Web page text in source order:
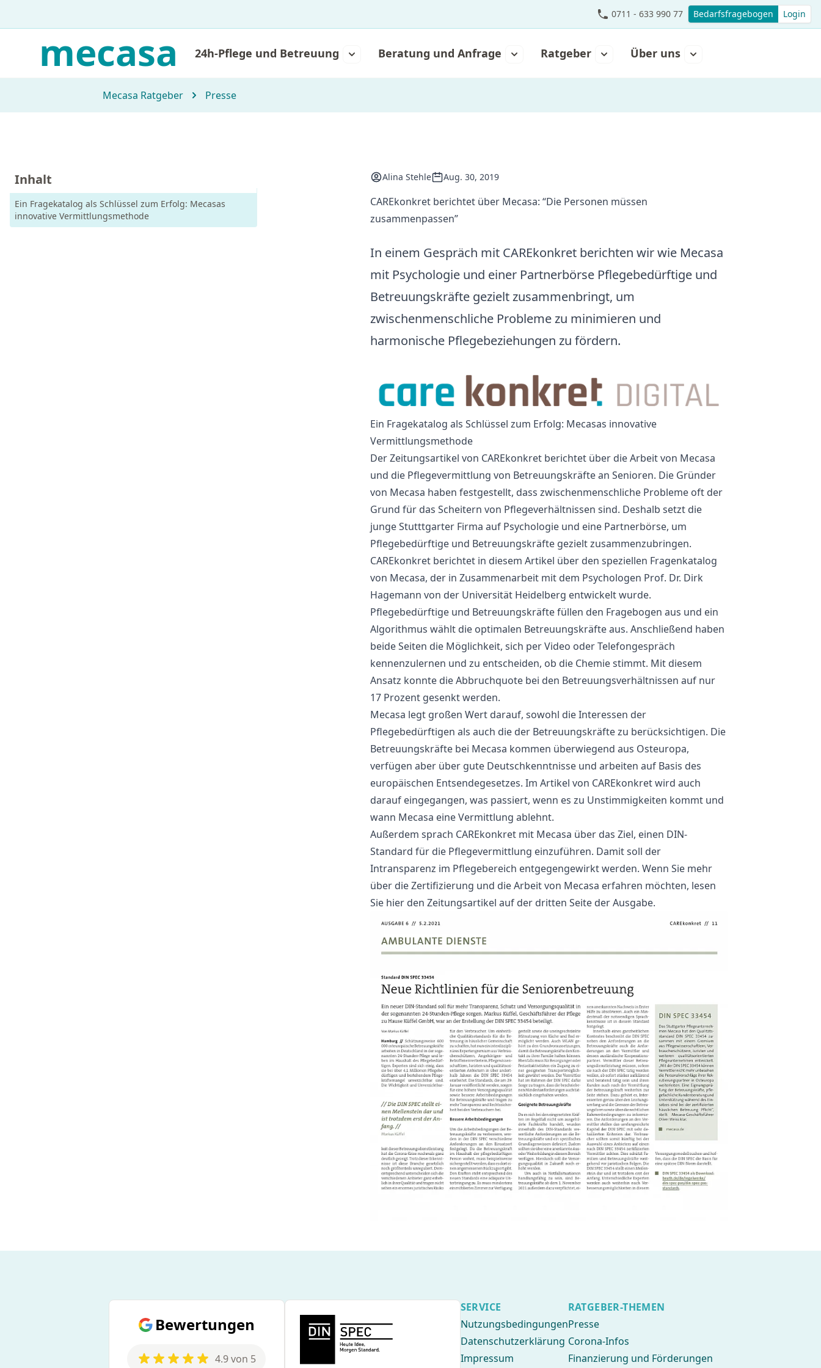
0711 - 633 990 77 Bedarfsfragebogen Login
mecasa 24h-Pflege und Betreuung Beratung und Anfrage Ratgeber Über uns
Mecasa Ratgeber Presse
Inhalt
Ein Fragekatalog als Schlüssel zum Erfolg: Mecasas
innovative Vermittlungsmethode
Alina Stehle Aug. 30, 2019
CAREkonkret berichtet über Mecasa: “Die Personen müssen
zusammenpassen”
In einem Gespräch mit CAREkonkret berichten wir wie Mecasa
mit Psychologie und einer Partnerbörse Pflegebedürftige und
Betreuungskräfte gezielt zusammenbringt, um
zwischenmenschliche Probleme zu minimieren und
harmonische Pflegebeziehungen zu fördern.
Ein Fragekatalog als Schlüssel zum Erfolg: Mecasas innovative
Vermittlungsmethode
Der Zeitungsartikel von CAREkonkret berichtet über die Arbeit von Mecasa
und die Pflegevermittlung von Betreuungskräfte an Senioren. Die Gründer
von Mecasa haben festgestellt, dass zwischenmenschliche Probleme oft der
Grund für das Scheitern von Pflegeverhältnissen sind. Deshalb setzt die
junge Stutttgarter Firma auf Psychologie und eine Partnerbörse, um
Pflegebedürftige und Betreuungskräfte gezielt zusammenzubringen.
CAREkonkret berichtet in diesem Artikel über den speziellen Fragenkatalog
von Mecasa, der in Zusammenarbeit mit dem Psychologen Prof. Dr. Dirk
Hagemann von der Universität Heidelberg entwickelt wurde.
Pflegebedürftige und Betreuungskräfte füllen den Fragebogen aus und ein
Algorithmus wählt die optimalen Betreuungskräfte aus. Anschließend haben
beide Seiten die Möglichkeit, sich per Video oder Telefongespräch
kennenzulernen und zu entscheiden, ob die Chemie stimmt. Mit diesem
Ansatz konnte die Abbruchquote bei den Betreuungsverhältnissen auf nur
17 Prozent gesenkt werden.
Mecasa legt großen Wert darauf, sowohl die Interessen der
Pflegebedürftigen als auch die der Betreuungskräfte zu berücksichtigen. Die
Betreuungskräfte bei Mecasa kommen überwiegend aus Osteuropa,
verfügen aber über gute Deutschkenntnisse und arbeiten auf Basis des
europäischen Entsendegesetzes. Im Artikel von CAREkonkret wird auch
darauf eingegangen, was passiert, wenn es zu Unstimmigkeiten kommt und
wann Mecasa eine Vermittlung ablehnt.
Außerdem sprach CAREkonkret mit Mecasa über das Ziel, einen DIN-
Standard für die Pflegevermittlung einzuführen. Damit soll der
Intransparenz im Pflegebereich entgegengewirkt werden. Wenn Sie mehr
über die Zertifizierung und die Arbeit von Mecasa erfahren möchten, lesen
Sie hier den Zeitungsartikel auf der dritten Seite der Ausgabe.
Bewertungen
4.9 von 5
SERVICE
Nutzungsbedingungen
Datenschutzerklärung
Impressum
RATGEBER-THEMEN
Presse
Corona-Infos
Finanzierung und Förderungen